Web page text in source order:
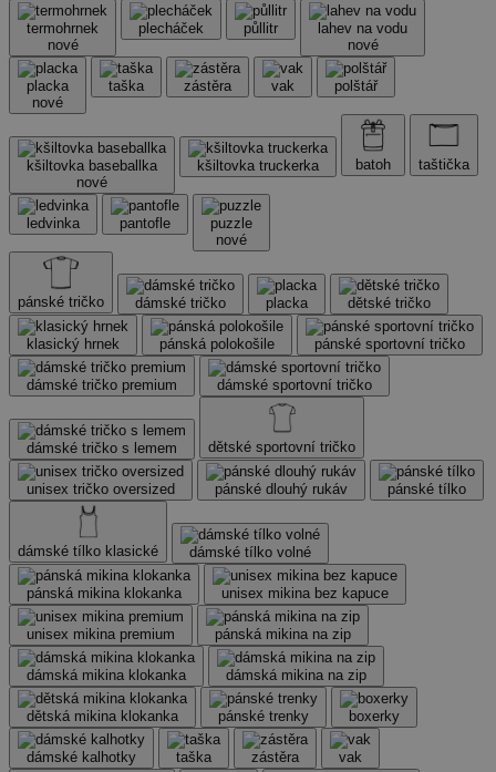
termohrnek
nové
plecháček půllitr
lahev na vodu
nové
placka
nové
taška zástěra vak polštář
kšiltovka baseballka
nové
kšiltovka truckerka batoh taštička
ledvinka pantofle
puzzle
nové
pánské tričko dámské tričko placka dětské tričko
klasický hrnek pánská polokošile pánské sportovní tričko
dámské tričko premium dámské sportovní tričko
dámské tričko s lemem dětské sportovní tričko
unisex tričko oversized pánské dlouhý rukáv pánské tílko
dámské tílko klasické dámské tílko volné
pánská mikina klokanka unisex mikina bez kapuce
unisex mikina premium pánská mikina na zip
dámská mikina klokanka dámská mikina na zip
dětská mikina klokanka pánské trenky boxerky
dámské kalhotky taška zástěra vak